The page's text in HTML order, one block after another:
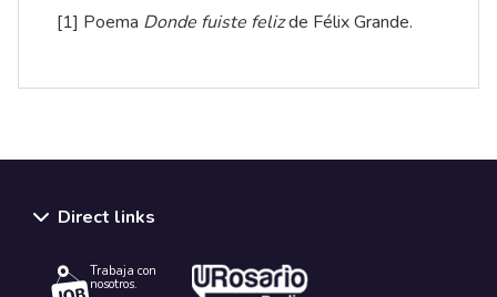
[1] Poema Donde fuiste felizde Félix Grande.
Direct links
Trabaja con
nosotros.